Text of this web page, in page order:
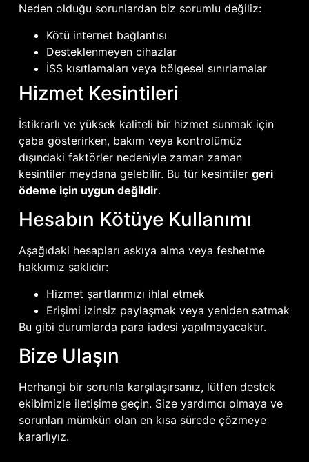
Neden olduğu sorunlardan biz sorumlu değiliz:
Kötü internet bağlantısı
Desteklenmeyen cihazlar
İSS kısıtlamaları veya bölgesel sınırlamalar
Hizmet Kesintileri
İstikrarlı ve yüksek kaliteli bir hizmet sunmak için
çaba gösterirken, bakım veya kontrolümüz
dışındaki faktörler nedeniyle zaman zaman
kesintiler meydana gelebilir. Bu tür kesintiler geri
ödeme için uygun değildir.
Hesabın Kötüye Kullanımı
Aşağıdaki hesapları askıya alma veya feshetme
hakkımız saklıdır:
Hizmet şartlarımızı ihlal etmek
Erişimi izinsiz paylaşmak veya yeniden satmak
Bu gibi durumlarda para iadesi yapılmayacaktır.
Bize Ulaşın
Herhangi bir sorunla karşılaşırsanız, lütfen destek
ekibimizle iletişime geçin. Size yardımcı olmaya ve
sorunları mümkün olan en kısa sürede çözmeye
kararlıyız.